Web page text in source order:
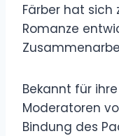
Färber hat sich
Romanze
Bekannt für
Moderatoren
Bindung des